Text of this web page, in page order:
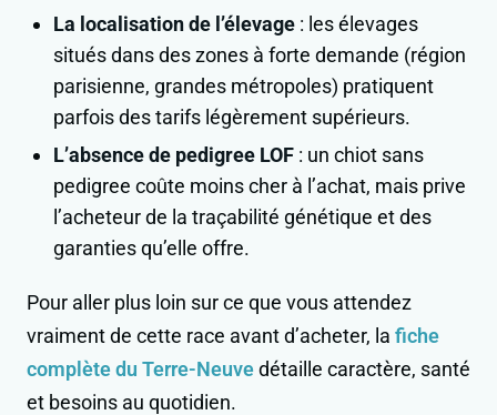
La localisation de l’élevage : les élevages
situés dans des zones à forte demande (région
parisienne, grandes métropoles) pratiquent
parfois des tarifs légèrement supérieurs.
L’absence de pedigree LOF : un chiot sans
pedigree coûte moins cher à l’achat, mais prive
l’acheteur de la traçabilité génétique et des
garanties qu’elle offre.
Pour aller plus loin sur ce que vous attendez
vraiment de cette race avant d’acheter, la fiche
complète du Terre-Neuvedétaille caractère, santé
et besoins au quotidien.